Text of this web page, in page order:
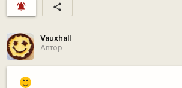
notifications_active share
Vauxhall
Автор
:)